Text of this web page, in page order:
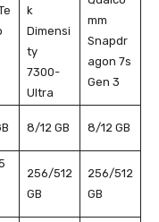
k
Dimensi
ty
7300-
Ultra
mm
Snapdr
agon 7s
Gen 3
8/12 GB 8/12 GB
256/512
GB
256/512
GB